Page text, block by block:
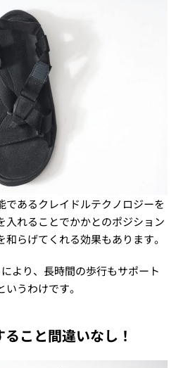
であるクレイドルテクノロジーを
入れることでかかとのポジション
らげてくれる効果もあります。
より、長時間の歩行もサポート
うわけです。
こと間違いなし！